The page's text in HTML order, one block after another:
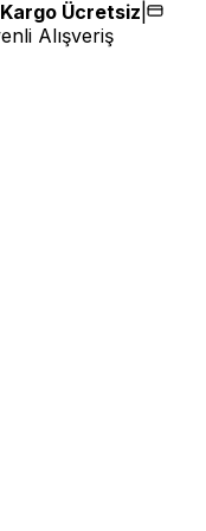
Kargo Ücretsiz
Alışveriş